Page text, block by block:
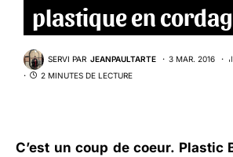
plastique en
SERVI PAR JEANPAULTARTE 3 MAR. 2016
2 MINUTES DE LECTURE
C’est un coup de coeur. Plastic